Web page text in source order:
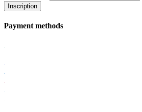
Inscription
Payment methods